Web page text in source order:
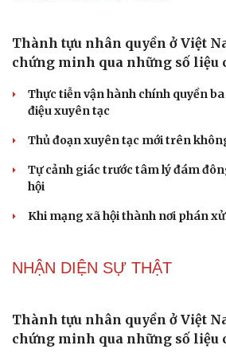
Thành tựu nhân quyền ở Việt
chứng minh qua những số liệu
Thực tiễn vận hành chính quyền
điệu xuyên tạc
Thủ đoạn xuyên tạc mới trên
Tự cảnh giác trước tâm lý đám
hội
Khi mạng xã hội thành nơi phán xử
NHẬN DIỆN SỰ THẬT
Thành tựu nhân quyền ở Việt
chứng minh qua những số liệu